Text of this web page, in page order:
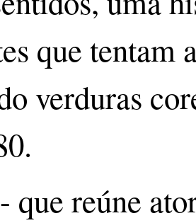
que tentam
verduras
que reúne